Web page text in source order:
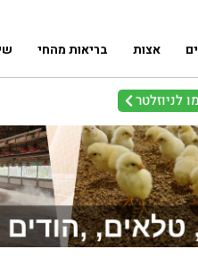
אצות בריאות מהחי
לניוזלטר